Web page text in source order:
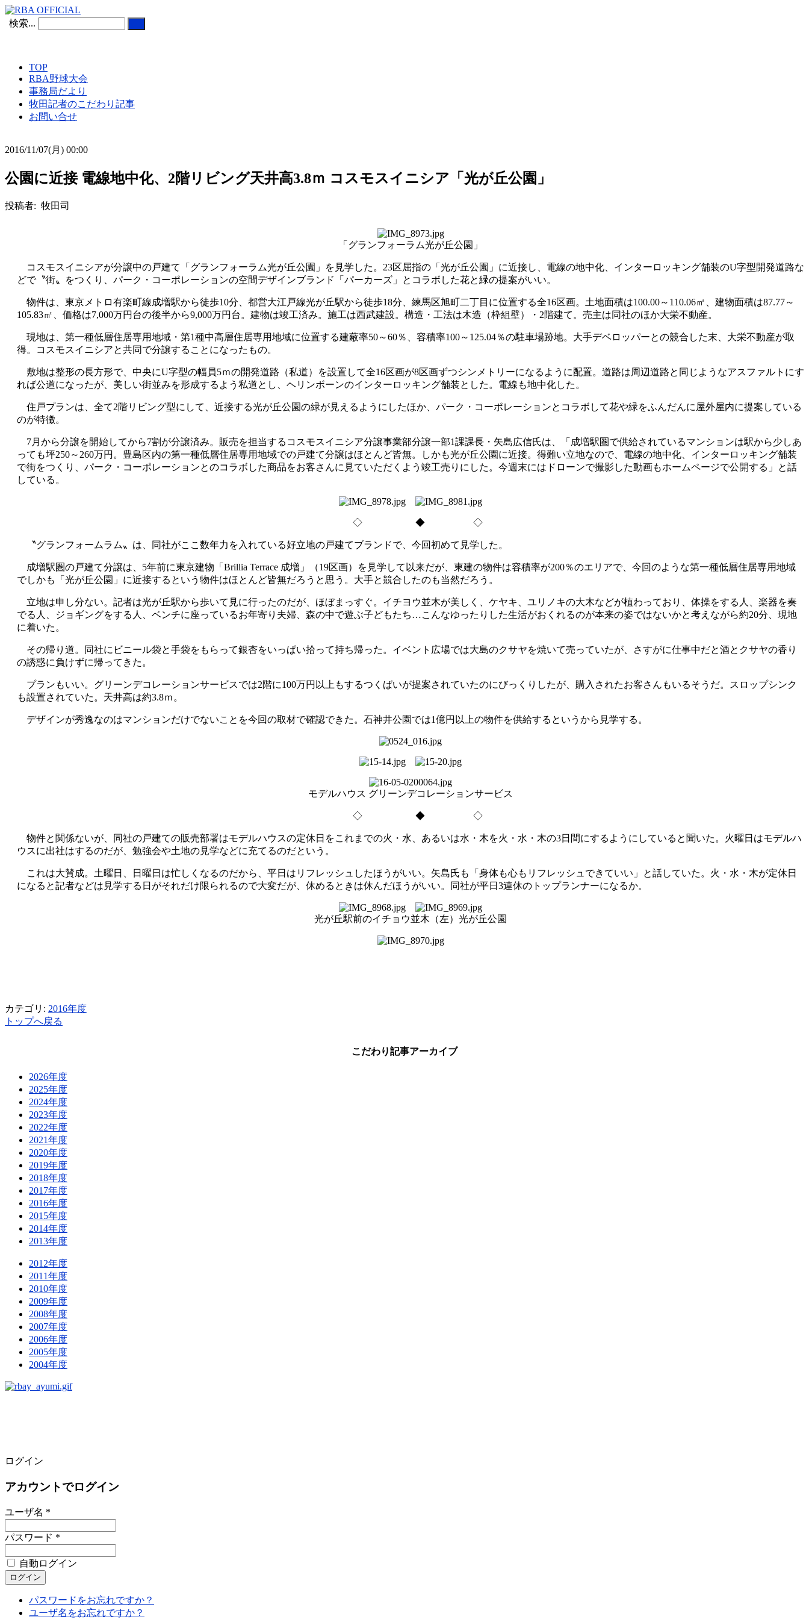
検索...
TOP
RBA野球大会
事務局だより
牧田記者のこだわり記事
お問い合せ
2016/11/07(月) 00:00
公園に近接 電線地中化、2階リビング天井高3.8ｍ コスモスイニシア「光が丘公園」
投稿者: 牧田司
「グランフォーラム光が丘公園」
コスモスイニシアが分譲中の戸建て「グランフォーラム光が丘公園」を見学した。23区屈指の「光が丘公園」に近接し、電線の地中化、インターロッキング舗装のU字型開発道路な
どで〝街〟をつくり、パーク・コーポレーションの空間デザインブランド「パーカーズ」とコラボした花と緑の提案がいい。
物件は、東京メトロ有楽町線成増駅から徒歩10分、都営大江戸線光が丘駅から徒歩18分、練馬区旭町二丁目に位置する全16区画。土地面積は100.00～110.06㎡、建物面積は87.77～
105.83㎡、価格は7,000万円台の後半から9,000万円台。建物は竣工済み。施工は西武建設。構造・工法は木造（枠組壁）・2階建て。売主は同社のほか大栄不動産。
現地は、第一種低層住居専用地域・第1種中高層住居専用地域に位置する建蔽率50～60％、容積率100～125.04％の駐車場跡地。大手デベロッパーとの競合した末、大栄不動産が取
得。コスモスイニシアと共同で分譲することになったもの。
敷地は整形の長方形で、中央にU字型の幅員5ｍの開発道路（私道）を設置して全16区画が8区画ずつシンメトリーになるように配置。道路は周辺道路と同じようなアスファルトにす
れば公道になったが、美しい街並みを形成するよう私道とし、ヘリンボーンのインターロッキング舗装とした。電線も地中化した。
住戸プランは、全て2階リビング型にして、近接する光が丘公園の緑が見えるようにしたほか、パーク・コーポレーションとコラボして花や緑をふんだんに屋外屋内に提案している
のが特徴。
7月から分譲を開始してから7割が分譲済み。販売を担当するコスモスイニシア分譲事業部分譲一部1課課長・矢島広信氏は、「成増駅圏で供給されているマンションは駅から少しあ
っても坪250～260万円。豊島区内の第一種低層住居専用地域での戸建て分譲はほとんど皆無。しかも光が丘公園に近接。得難い立地なので、電線の地中化、インターロッキング舗装
で街をつくり、パーク・コーポレーションとのコラボした商品をお客さんに見ていただくよう竣工売りにした。今週末にはドローンで撮影した動画もホームページで公開する」と話
している。
◇ ◆ ◇
〝グランフォームラム〟は、同社がここ数年力を入れている好立地の戸建てブランドで、今回初めて見学した。
成増駅圏の戸建て分譲は、5年前に東京建物「Brillia Terrace 成増」（19区画）を見学して以来だが、東建の物件は容積率が200％のエリアで、今回のような第一種低層住居専用地域
でしかも「光が丘公園」に近接するという物件はほとんど皆無だろうと思う。大手と競合したのも当然だろう。
立地は申し分ない。記者は光が丘駅から歩いて見に行ったのだが、ほぼまっすぐ。イチヨウ並木が美しく、ケヤキ、ユリノキの大木などが植わっており、体操をする人、楽器を奏
でる人、ジョギングをする人、ベンチに座っているお年寄り夫婦、森の中で遊ぶ子どもたち…こんなゆったりした生活がおくれるのが本来の姿ではないかと考えながら約20分、現地
に着いた。
その帰り道。同社にビニール袋と手袋をもらって銀杏をいっぱい拾って持ち帰った。イベント広場では大島のクサヤを焼いて売っていたが、さすがに仕事中だと酒とクサヤの香り
の誘惑に負けずに帰ってきた。
プランもいい。グリーンデコレーションサービスでは2階に100万円以上もするつくばいが提案されていたのにびっくりしたが、購入されたお客さんもいるそうだ。スロップシンク
も設置されていた。天井高は約3.8ｍ。
デザインが秀逸なのはマンションだけでないことを今回の取材で確認できた。石神井公園では1億円以上の物件を供給するというから見学する。
モデルハウス グリーンデコレーションサービス
◇ ◆ ◇
物件と関係ないが、同社の戸建ての販売部署はモデルハウスの定休日をこれまでの火・水、あるいは水・木を火・水・木の3日間にするようにしていると聞いた。火曜日はモデルハ
ウスに出社はするのだが、勉強会や土地の見学などに充てるのだという。
これは大賛成。土曜日、日曜日は忙しくなるのだから、平日はリフレッシュしたほうがいい。矢島氏も「身体も心もリフレッシュできていい」と話していた。火・水・木が定休日
になると記者などは見学する日がそれだけ限られるので大変だが、休めるときは休んだほうがいい。同社が平日3連休のトップランナーになるか。
光が丘駅前のイチョウ並木（左）光が丘公園
カテゴリ: 2016年度
トップへ戻る
こだわり記事アーカイブ
2026年度
2025年度
2024年度
2023年度
2022年度
2021年度
2020年度
2019年度
2018年度
2017年度
2016年度
2015年度
2014年度
2013年度
2012年度
2011年度
2010年度
2009年度
2008年度
2007年度
2006年度
2005年度
2004年度
ログイン
アカウントでログイン
ユーザ名 *
パスワード *
自動ログイン
パスワードをお忘れですか？
ユーザ名をお忘れですか？